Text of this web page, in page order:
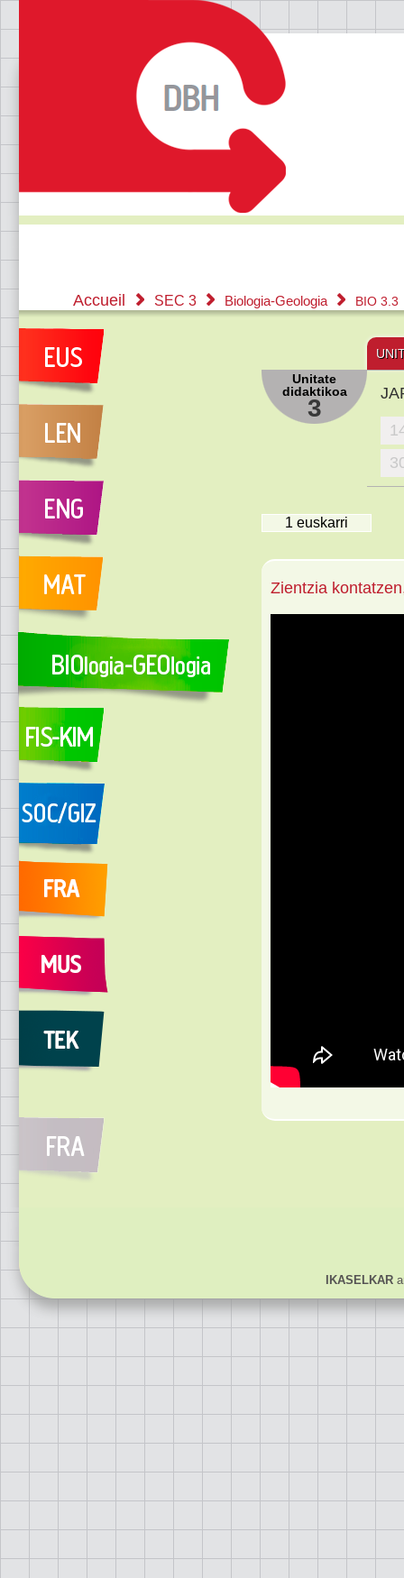
Accueil SEC 3 Biologia-Geologia BIO 3.3
Unitate
didaktikoa
3
1 euskarri
Zientzia
IKASELKAR